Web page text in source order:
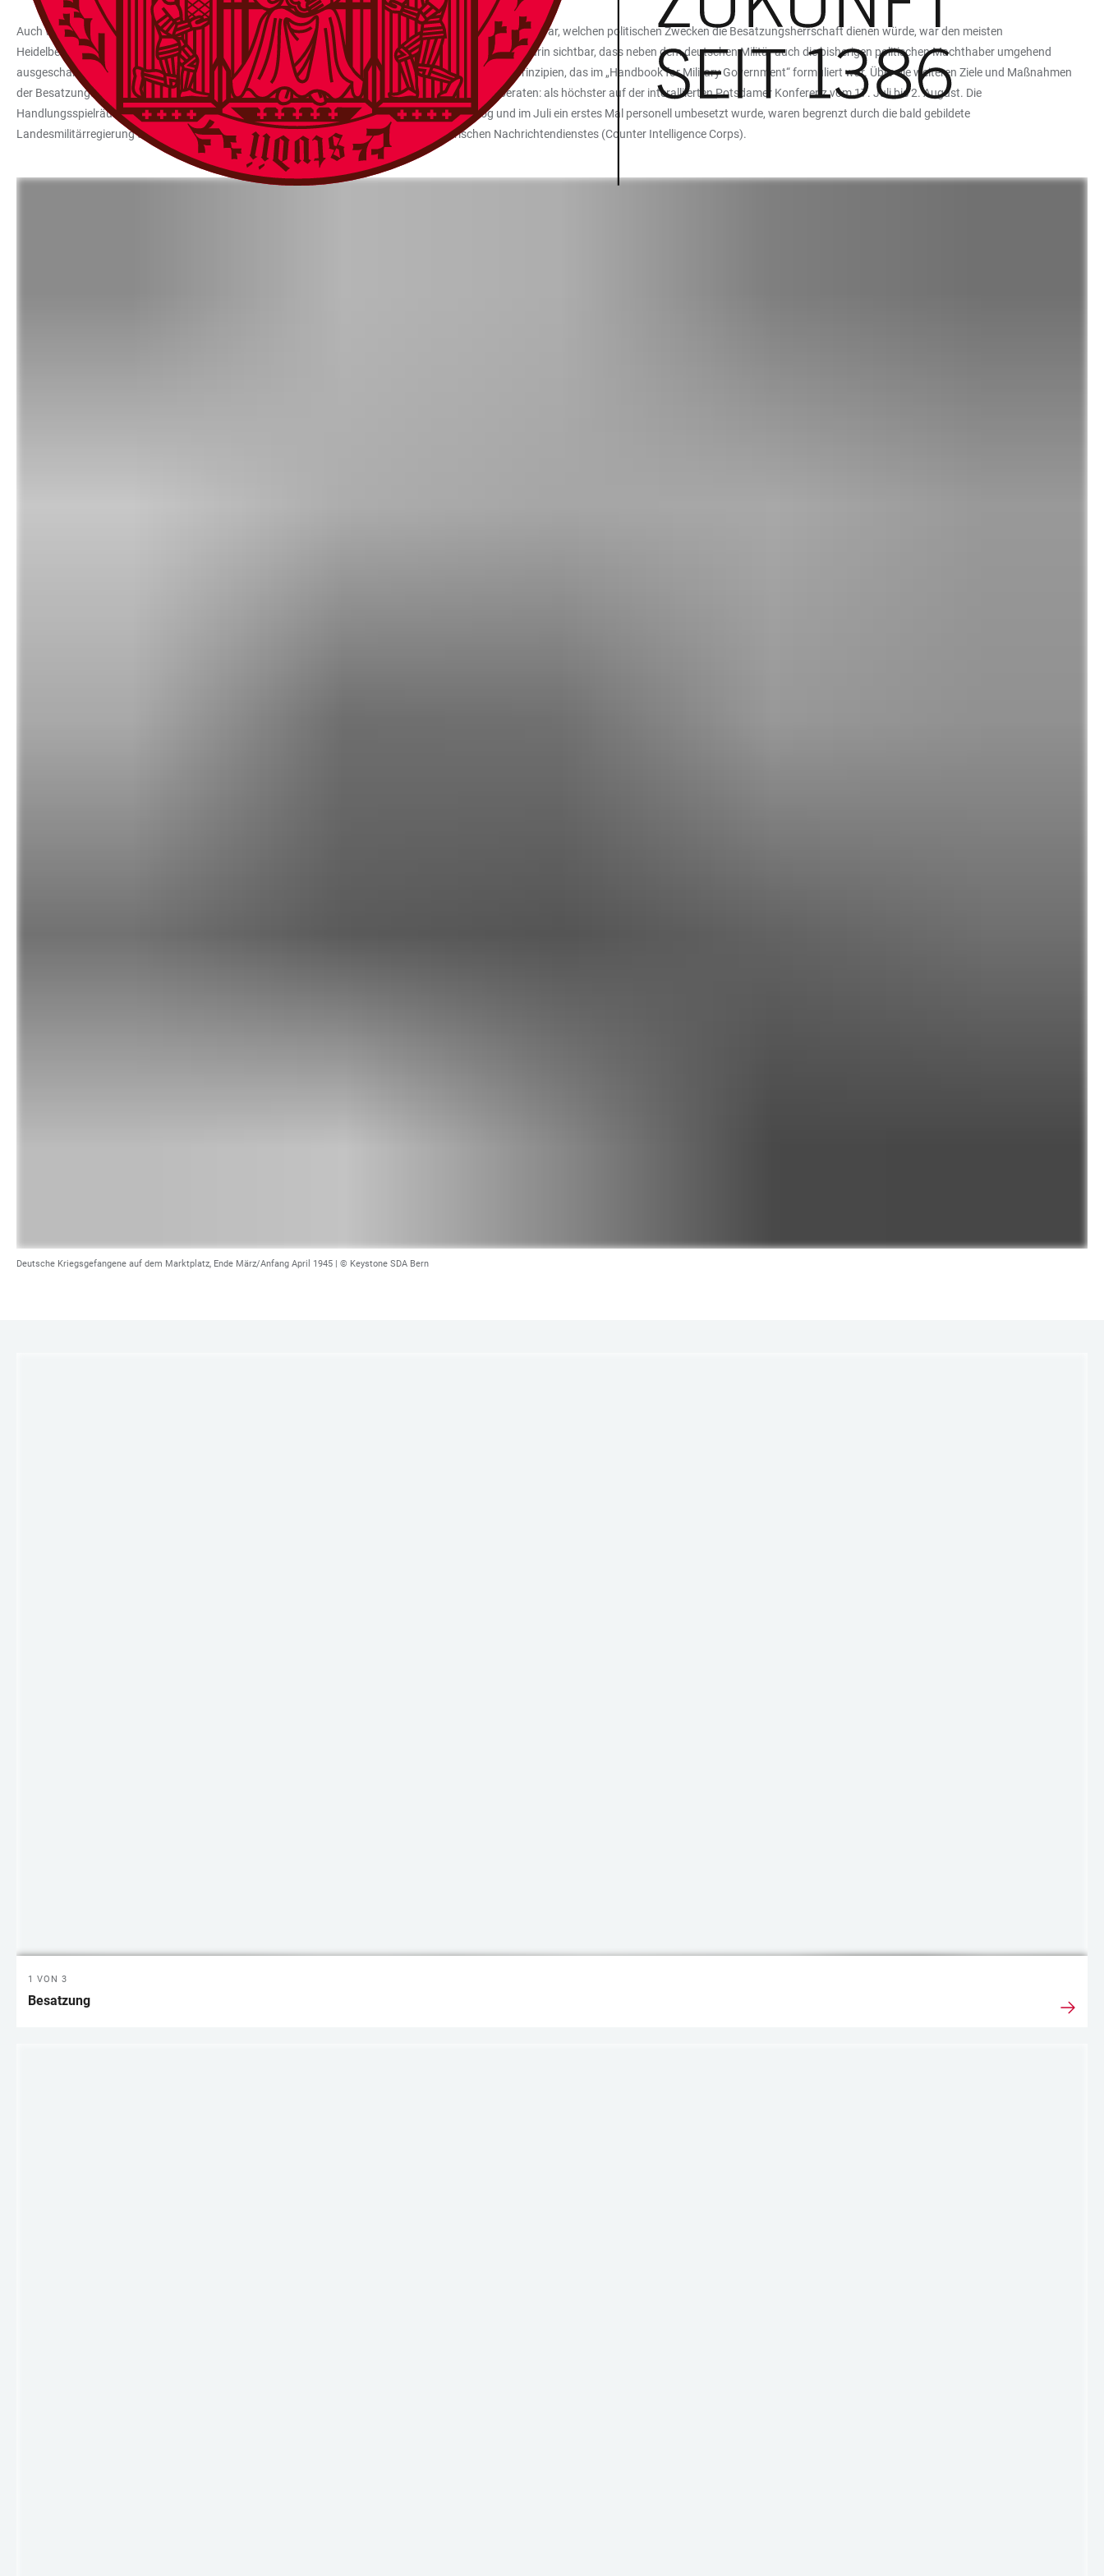
Auch wenn in den ersten Tagen die militärischen Belange ganz im Vordergrund standen und noch offen war, welchen politischen Zwecken die Besatzungsherrschaft dienen würde, war den meisten
Heidelbergerinnen und Heidelbergern klar, dass sie eine Zeitenwende erlebten. Diese wurde zunächst darin sichtbar, dass neben dem deutschen Militär auch die bisherigen politischen Machthaber umgehend
ausgeschaltet wurden: „the removal of all active Nazis und ardent sympathizers“ war eines der Leitprinzipien, das im „Handbook for Military Government“ formuliert war. Über die weiteren Ziele und Maßnahmen
der Besatzungspolitik wurde in den folgenden Wochen und Monaten auf verschiedenen Ebenen beraten: als höchster auf der interalliierten Potsdamer Konferenz vom 17. Juli bis 2. August. Die
Handlungsspielräume der lokalen Militärregierung, die im Heidelberger Rathaus Quartier bezog und im Juli ein erstes Mal personell umbesetzt wurde, waren begrenzt durch die bald gebildete
Landesmilitärregierung und ihre Spezialeinheiten sowie durch Interventionen des militärischen Nachrichtendienstes (Counter Intelligence Corps).
Deutsche Kriegsgefangene auf dem Marktplatz, Ende März/Anfang April 1945 | © Keystone SDA Bern
1 VON 3
Besatzung